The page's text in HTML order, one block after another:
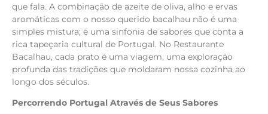
que fala. A combinação de azeite de oliva, alho e ervas
aromáticas com o nosso querido bacalhau não é uma
simples mistura; é uma sinfonia de sabores que conta a
rica tapeçaria cultural de Portugal. No Restaurante
Bacalhau, cada prato é uma viagem, uma exploração
profunda das tradições que moldaram nossa cozinha ao
longo dos séculos.
Percorrendo Portugal Através de Seus Sabores